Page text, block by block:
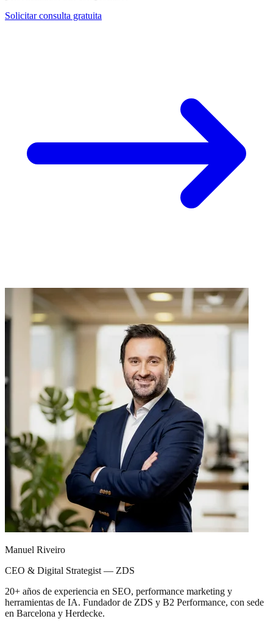
Solicitar consulta gratuita
Manuel Riveiro
CEO & Digital Strategist — ZDS
20+ años de experiencia en SEO, performance marketing y
herramientas de IA. Fundador de ZDS y B2 Performance, con sede
en Barcelona y Herdecke.